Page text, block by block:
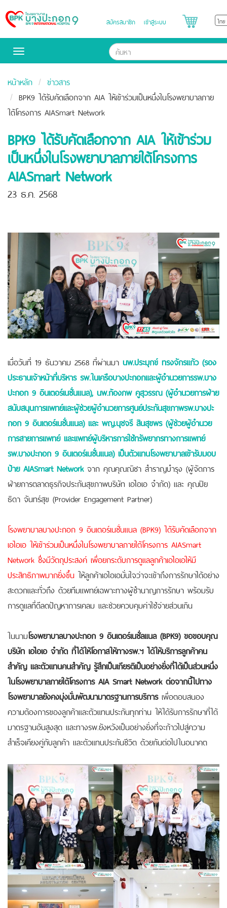
Bangpakok
Hospital
สมัครสมาชิก เข้าสู่ระบบ
Toggle
หน้าหลัก
ข่าวสาร
BPK9 ได้รับคัดเลือกจาก AIA ให้เข้าร่วมเป็นหนึ่งในโรงพยาบาลภาย
ใต้โครงการ AIASmart Network
BPK9 ได้รับคัดเลือกจาก AIA ให้เข้าร่วม
เป็นหนึ่งในโรงพยาบาลภายใต้โครงการ
AIASmart Network
23 ธ.ค. 2568
เมื่อวันที่ 19 ธันวาคม 2568 ที่ผ่านมา นพ.ประมุกข์ ทรงจักรแก้ว (รอง
ประธานเจ้าหน้าที่บริหาร รพ.ในเครือบางปะกอกและผู้อำนวยการรพ.บาง
ปะกอก 9 อินเตอร์เนชั่นแนล), นพ.ก้องภพ คูสุวรรณ (ผู้อำนวยการฝ่าย
สนับสนุนการแพทย์และผู้ช่วยผู้อำนวยการศูนย์ประกันสุขภาพรพ.บางปะ
กอก 9 อินเตอร์เนชั่นแนล) และ พญ.นุชจรี สินสุขพร (ผู้ช่วยผู้อำนวย
การสายการแพทย์ และแพทย์ผู้บริหารการใช้ทรัพยากรทางการแพทย์
รพ.บางปะกอก 9 อินเตอร์เนชั่นแนล) เป็นตัวแทนโรงพยาบาลเข้ารับมอบ
ป้าย AIASmart Networkจาก คุณคุณณิชา สำราญบำรุง (ผู้จัดการ
ฝ่ายการตลาดธุรกิจประกันสุขภาพบริษัท เอไอเอ จำกัด) และ คุณปิย
ธิดา จันทร์สุข (Provider Engagement Partner)
โรงพยาบาลบางปะกอก 9 อินเตอร์เนชั่นแนล (BPK9) ได้รับคัดเลือกจาก
เอไอเอ ให้เข้าร่วมเป็นหนึ่งในโรงพยาบาลภายใต้โครงการ AIASmart
Network ซึ่งมีวัตถุประสงค์ เพื่อยกระดับการดูแลลูกค้าเอไอเอให้มี
ประสิทธิภาพมากยิ่งขึ้น ให้ลูกค้าเอไอเอมั่นใจว่าจะเข้าถึงการรักษาได้อย่าง
สะดวกและทั่วถึง ด้วยทีมแพทย์เฉพาะทางผู้ชำนาญการรักษา พร้อมรับ
การดูแลที่ดีลดปัญหาการเคลม และช่วยควบคุมค่าใช้จ่ายส่วนเกิน
ในนามโรงพยาบาลบางปะกอก 9 อินเตอร์เนชั่ลแนล (BPK9) ขอขอบคุณ
บริษัท เอไอเอ จำกัด ที่ได้ให้โอกาสให้ทางรพ.ฯ ได้ให้บริการลูกค้าคน
สำคัญ และตัวแทนคนสำคัญ รู้สึกเป็นเกียรติเป็นอย่างยิ่งที่ได้เป็นส่วนหนึ่ง
ในโรงพยาบาลภายใต้โครงการ AIA Smart Network ต่อจากนี้ไปทาง
โรงพยาบาลยังคงมุ่งมั่นพัฒนามาตรฐานการบริการเพื่อตอบสนอง
ความต้องการของลูกค้าและตัวแทนประกันทุกท่าน ให้ได้รับการรักษาที่ได้
มาตรฐานอันสูงสุด และทางรพ.ยังหวังเป็นอย่างยิ่งที่จะก้าวไปสู่ความ
สำเร็จเคียงคู่กับลูกค้า และตัวแทนประกันชีวิต ด้วยกันต่อไปในอนาคต